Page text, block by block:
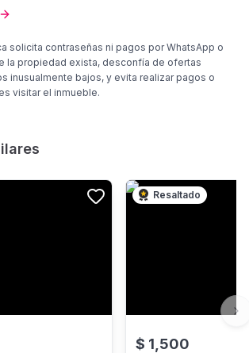
solicita contraseñas ni pagos por WhatsApp o
la propiedad exista, desconfía de ofertas
inusualmente bajos, y evita realizar pagos o
visitar el inmueble.
Resaltado
$ 1,500